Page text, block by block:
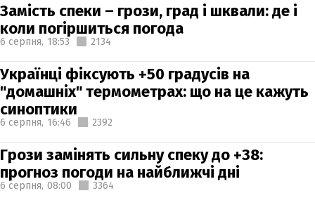
Замість спеки – грози, град і шквали: де і
коли погіршиться погода
6 серпня, 18:53 2134
Українці фіксують +50 градусів на
"домашніх" термометрах: що на це кажуть
синоптики
6 серпня, 16:46 2392
Грози замінять сильну спеку до +38:
прогноз погоди на найближчі дні
6 серпня, 08:00 3364